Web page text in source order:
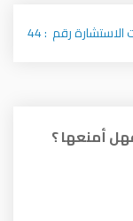
الاستشارة رقم : 44
أمنعها ؟